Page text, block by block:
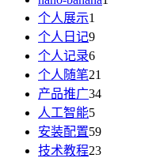
个人展示1
个人日记9
个人记录6
个人随笔21
产品推广34
人工智能5
安装配置59
技术教程23